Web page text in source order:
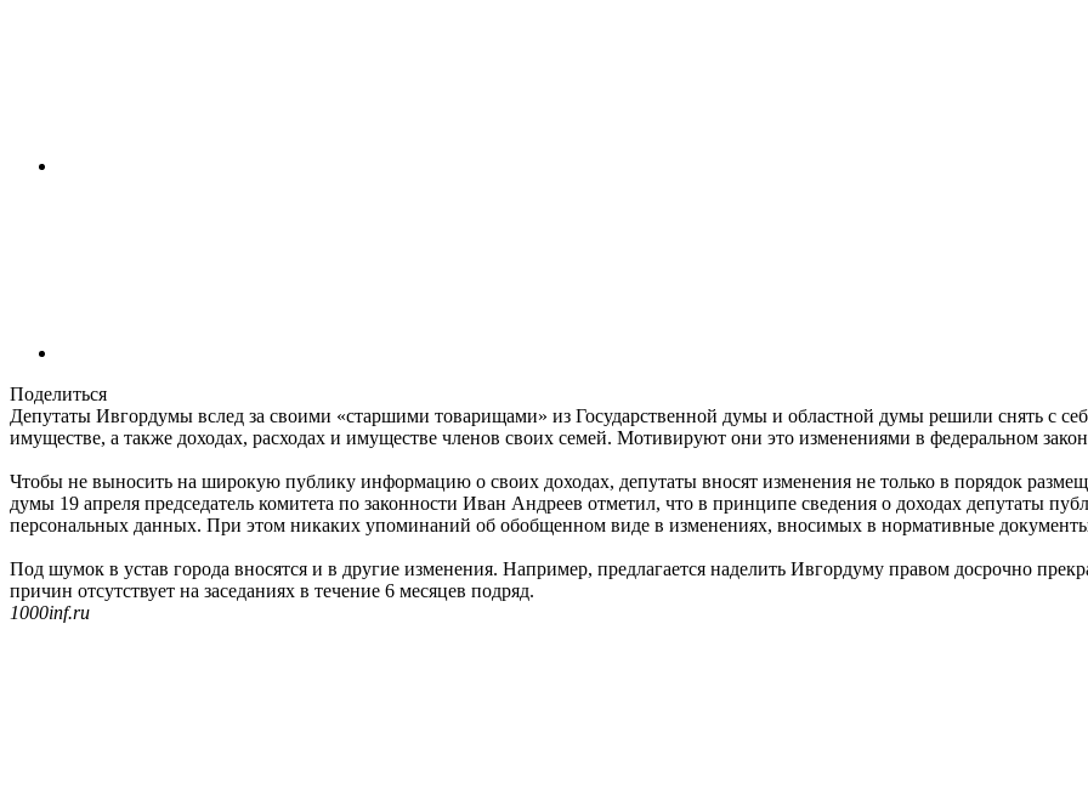
Поделиться
Депутаты Ивгордумы вслед за своими «старшими товарищами» из Государственной думы и областной думы решили снять с
имуществе, а также доходах, расходах и имуществе членов своих семей. Мотивируют они это изменениями в федеральном
Чтобы не выносить на широкую публику информацию о своих доходах, депутаты вносят изменения не только в порядок
думы 19 апреля председатель комитета по законности Иван Андреев отметил, что в принципе сведения о доходах депутаты
персональных данных. При этом никаких упоминаний об обобщенном виде в изменениях, вносимых в нормативные
Под шумок в устав города вносятся и в другие изменения. Например, предлагается наделить Ивгордуму правом досрочно
причин отсутствует на заседаниях в течение 6 месяцев подряд.
1000inf.ru